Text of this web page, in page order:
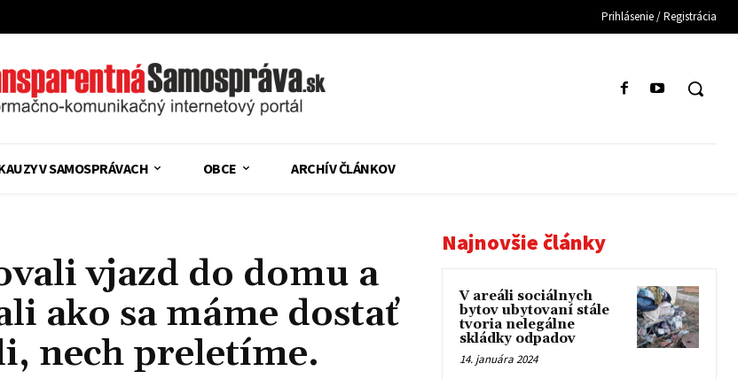
Prihlásenie / Registrácia
V SAMOSPRÁVACH OBCE ARCHÍV ČLÁNKOV
vjazd do domu a
ako sa máme dostať
nech preletíme.
Najnovšie články
V areáli sociálnych
bytov ubytovaní stále
tvoria nelegálne
skládky odpadov
14. januára 2024